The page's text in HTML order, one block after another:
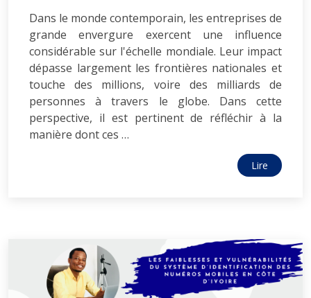
Dans le monde contemporain, les entreprises de
grande envergure exercent une influence
considérable sur l'échelle mondiale. Leur impact
dépasse largement les frontières nationales et
touche des millions, voire des milliards de
personnes à travers le globe. Dans cette
perspective, il est pertinent de réfléchir à la
manière dont ces …
Lire